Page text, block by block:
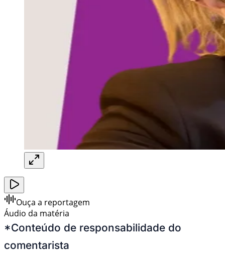
Ouça a reportagem
Áudio da matéria
*Conteúdo de responsabilidade do
comentarista